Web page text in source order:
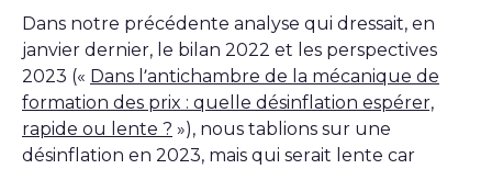
Dans notre précédente analyse qui dressait, en
janvier dernier, le bilan 2022 et les perspectives
2023 (« Dans l’antichambre de la mécanique de
formation des prix : quelle désinflation espérer,
rapide ou lente ? »), nous tablions sur une
désinflation en 2023, mais qui serait lente car